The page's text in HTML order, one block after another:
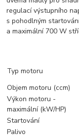
regulací výstupního
s pohodlným
a maximální 700 W
Typ motoru
Objem motoru (ccm)
Výkon motoru -
maximální (kW/HP)
Startování
Palivo